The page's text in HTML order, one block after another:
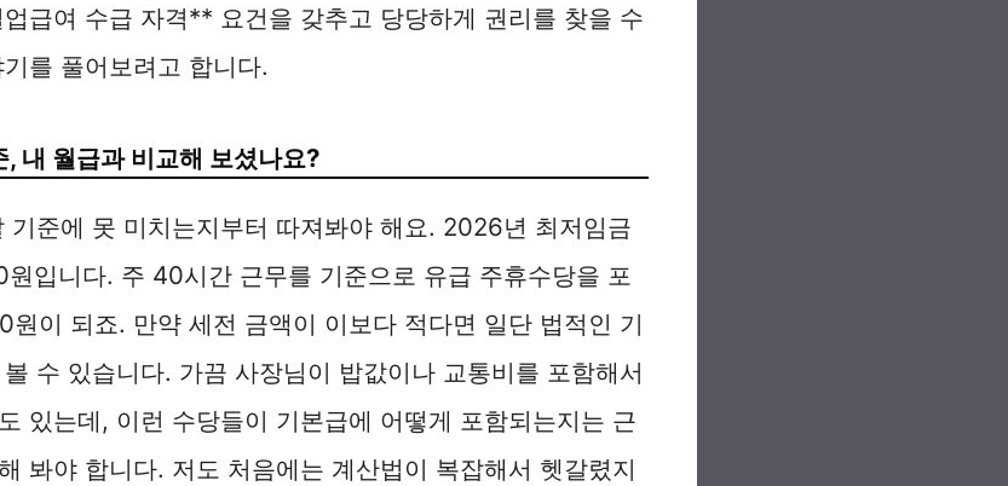
급여 수급 자격** 요건을 갖추고 당당하게 권리를 찾을 수
를 풀어보려고 합니다.
내 월급과 비교해 보셨나요?
기준에 못 미치는지부터 따져봐야 해요. 2026년 최저임금
입니다. 주 40시간 근무를 기준으로 유급 주휴수당을 포
이 되죠. 만약 세전 금액이 이보다 적다면 일단 법적인 기
수 있습니다. 가끔 사장님이 밥값이나 교통비를 포함해서
있는데, 이런 수당들이 기본급에 어떻게 포함되는지는 근
봐야 합니다. 저도 처음에는 계산법이 복잡해서 헷갈렸지